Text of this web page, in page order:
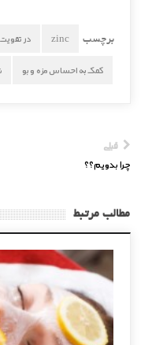
برچسب zinc در
کمک به احساس مزه و بو
قبلی
چرا بدویم؟؟
مطالب مرتبط